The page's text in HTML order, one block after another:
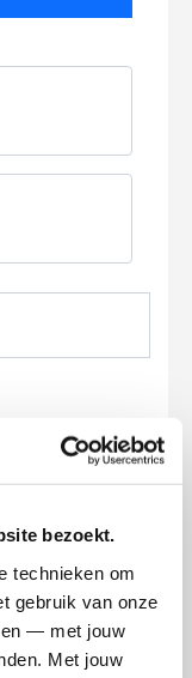
bezoekt.
technieken om
gebruik van onze
en — met jouw
Met jouw